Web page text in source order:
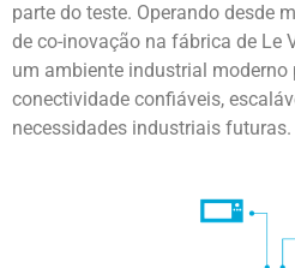
parte do teste. Operando desde
de co-inovação na fábrica de Le
um ambiente industrial moderno
conectividade confiáveis,
necessidades industriais futuras.